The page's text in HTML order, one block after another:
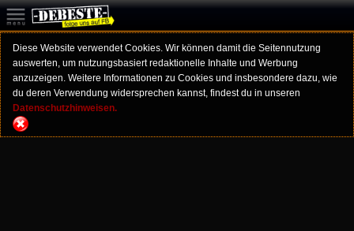
Diese Website verwendet Cookies. Wir können damit die Seitennutzung
auswerten, um nutzungsbasiert redaktionelle Inhalte und Werbung
anzuzeigen. Weitere Informationen zu Cookies und insbesondere dazu, wie
du deren Verwendung widersprechen kannst, findest du in unseren
Datenschutzhinweisen.